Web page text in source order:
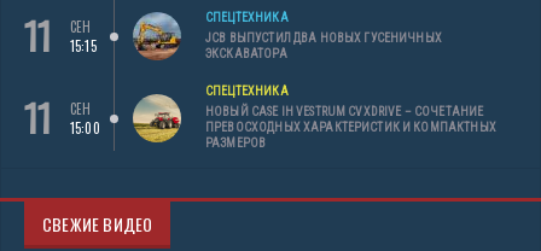
11
СЕН
15:15
СПЕЦТЕХНИКА
JCB ВЫПУСТИЛ ДВА НОВЫХ ГУСЕНИЧНЫХ
ЭКСКАВАТОРА
11
СЕН
15:00
СПЕЦТЕХНИКА
НОВЫЙ CASE IH VESTRUM CVXDRIVE – СОЧЕТАНИЕ
ПРЕВОСХОДНЫХ ХАРАКТЕРИСТИК И КОМПАКТНЫХ
РАЗМЕРОВ
СВЕЖИЕ ВИДЕО